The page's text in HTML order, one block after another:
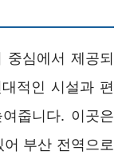
중심에서 제공되
적인 시설과 편
줍니다. 이곳은
부산 전역으로